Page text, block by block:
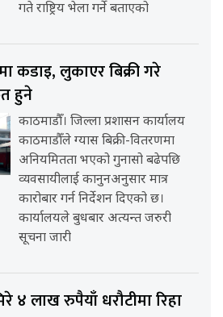
गते राष्ट्रिय भेला गर्ने बताएको
कडाइ, लुकाएर बिक्री गरे
हुने
काठमाडौँ। जिल्ला प्रशासन कार्यालय
काठमाडौँले ग्यास बिक्री-वितरणमा
अनियमितता भएको गुनासो बढेपछि
व्यवसायीलाई कानुनअनुसार मात्र
कारोबार गर्न निर्देशन दिएको छ।
कार्यालयले बुधबार अत्यन्त जरुरी
सूचना जारी
४ लाख रुपैयाँ धरौटीमा रिहा